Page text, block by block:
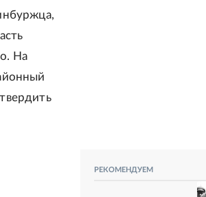
На
РЕКОМЕНДУЕМ